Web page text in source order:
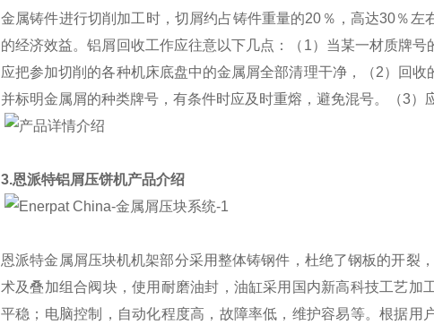
金属铸件进行切削加工时，切屑约占铸件重量的20％，高达30％
的经济效益。铝屑回收工作应往意以下几点：（1）当某一材质牌
应把参加切削的各种机床底盘中的金属屑全部清理干净，（2）回
并标明金属屑的种类牌号，有条件时应及时重熔，避免混号。（3）
3.恩派特铝屑压饼机产品介绍
恩派特金属屑压块机机架部分采用整体铸钢件，杜绝了钢板的开裂
术及叠加组合阀块，使用耐磨油封，油缸采用国内新高科技工艺
平稳；电脑控制，自动化程度高，故障率低，维护容易等。根据用